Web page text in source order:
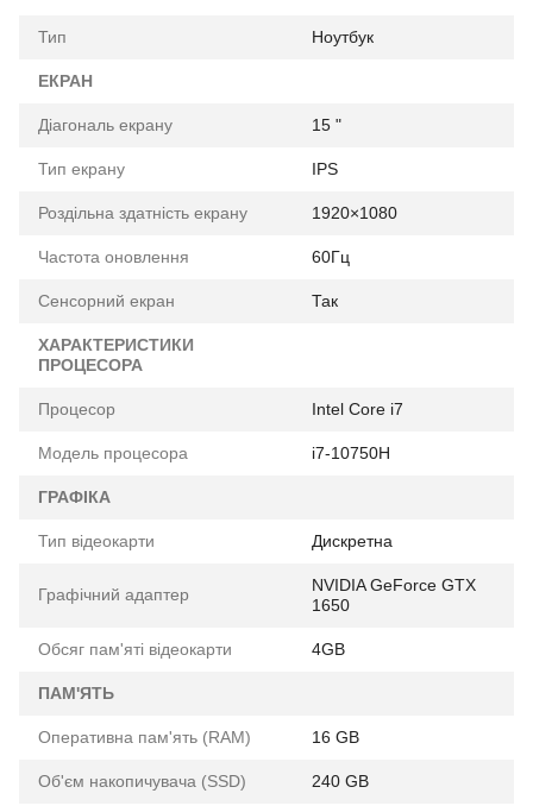
Тип Ноутбук
ЕКРАН
Діагональ екрану 15 "
Тип екрану IPS
Роздільна здатність екрану 1920×1080
Частота оновлення 60Гц
Сенсорний екран Так
ХАРАКТЕРИСТИКИ
ПРОЦЕСОРА
Процесор Intel Core i7
Модель процесора i7-10750H
ГРАФІКА
Тип відеокарти Дискретна
Графічний адаптер
NVIDIA GeForce GTX
1650
Обсяг пам'яті відеокарти 4GB
ПАМ'ЯТЬ
Оперативна пам'ять (RAM) 16 GB
Об'єм накопичувача (SSD) 240 GB